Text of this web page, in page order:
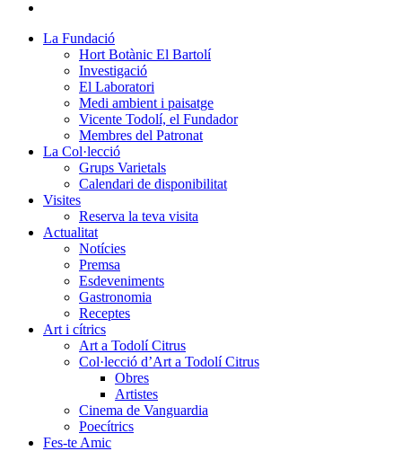
La Fundació
Hort Botànic El Bartolí
Investigació
El Laboratori
Medi ambient i paisatge
Vicente Todolí, el Fundador
Membres del Patronat
La Col·lecció
Grups Varietals
Calendari de disponibilitat
Visites
Reserva la teva visita
Actualitat
Notícies
Premsa
Esdeveniments
Gastronomia
Receptes
Art i cítrics
Art a Todolí Citrus
Col·lecció d’Art a Todolí Citrus
Obres
Artistes
Cinema de Vanguardia
Poecítrics
Fes-te Amic